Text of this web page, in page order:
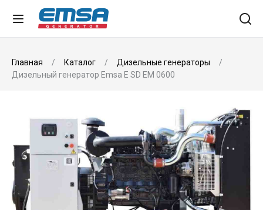
Главная Каталог
Дизельные генераторы
Дизельный генератор Emsa E SD EM 0600